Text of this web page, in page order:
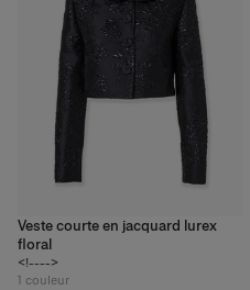
Veste courte en jacquard lurex
floral
<!---->
1 couleur